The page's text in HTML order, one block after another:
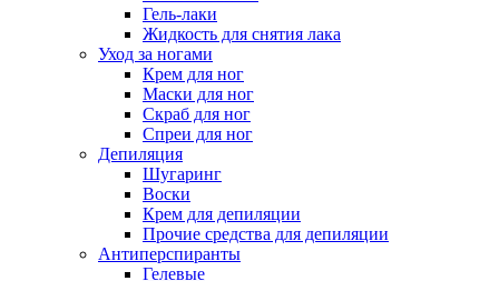
Гель-лаки
Жидкость для снятия лака
Уход за ногами
Крем для ног
Маски для ног
Скраб для ног
Спреи для ног
Депиляция
Шугаринг
Воски
Крем для депиляции
Прочие средства для депиляции
Антиперспиранты
Гелевые